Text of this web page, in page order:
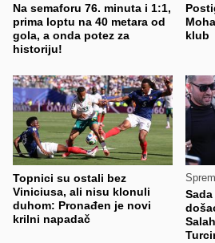
Na semaforu 76. minuta i 1:1,
prima loptu na 40 metara od
gola, a onda potez za
historiju!
klub
Topnici su ostali bez
Viniciusa, ali nisu klonuli
duhom: Pronađen je novi
krilni napadač